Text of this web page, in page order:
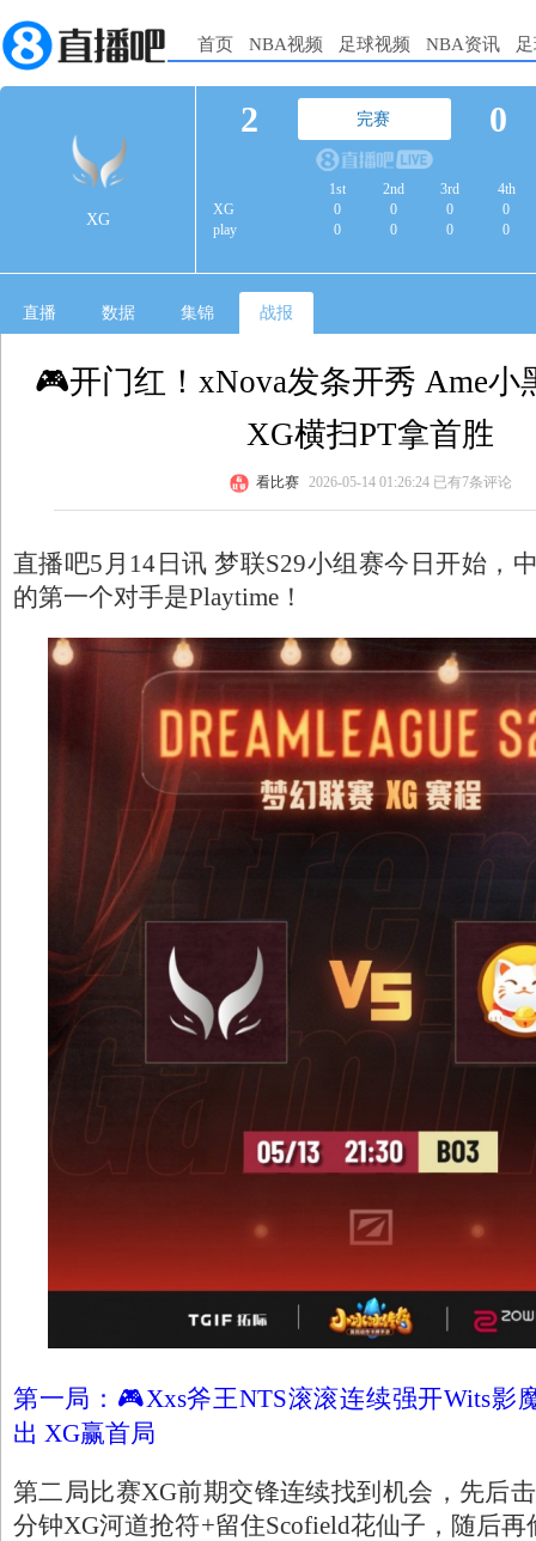
首页 NBA视频 足球视频 NBA资讯
XG
2 完赛 0
1st 2nd 3rd
4th
XG
0 0 0
0
play
0 0 0 0
直播 数据 集锦 战报
🎮开门红！xNova发条开秀 Ame小
XG横扫PT拿首胜
看比赛 2026-05-14 01:26:24 已有7条评论
直播吧5月14日讯 梦联S29小组赛今日开始，
的第一个对手是Playtime！
第一局：🎮Xxs斧王NTS滚滚连续强开Wits影
出 XG赢首局
第二局比赛XG前期交锋连续找到机会，先后
分钟XG河道抢符+留住Scofield花仙子，随后